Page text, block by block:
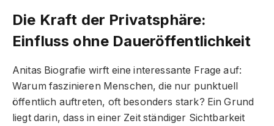
Die Kraft der Privatsphäre:
Einfluss ohne Daueröffentlichkeit
Anitas Biografie wirft eine interessante Frage auf:
Warum faszinieren Menschen, die nur punktuell
öffentlich auftreten, oft besonders stark? Ein Grund
liegt darin, dass in einer Zeit ständiger Sichtbarkeit